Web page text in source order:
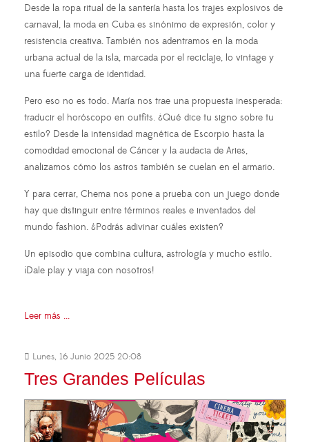
Desde la ropa ritual de la santería hasta los trajes explosivos de
carnaval, la moda en Cuba es sinónimo de expresión, color y
resistencia creativa. También nos adentramos en la moda
urbana actual de la isla, marcada por el reciclaje, lo vintage y
una fuerte carga de identidad.
Pero eso no es todo. María nos trae una propuesta inesperada:
traducir el horóscopo en outfits. ¿Qué dice tu signo sobre tu
estilo? Desde la intensidad magnética de Escorpio hasta la
comodidad emocional de Cáncer y la audacia de Aries,
analizamos cómo los astros también se cuelan en el armario.
Y para cerrar, Chema nos pone a prueba con un juego donde
hay que distinguir entre términos reales e inventados del
mundo fashion. ¿Podrás adivinar cuáles existen?
Un episodio que combina cultura, astrología y mucho estilo.
¡Dale play y viaja con nosotros!
Leer más ...
Lunes, 16 Junio 2025 20:08
Tres Grandes Películas